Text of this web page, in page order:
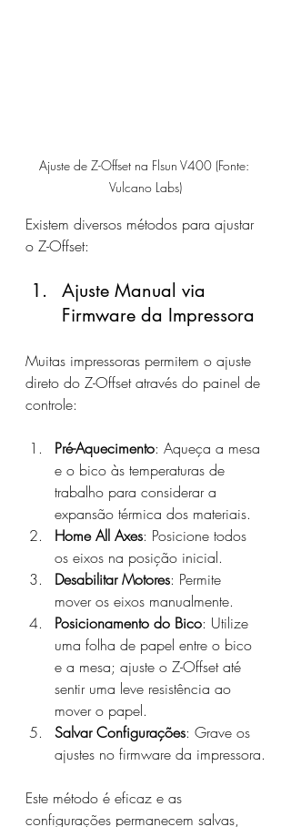
Ajuste de Z-Offset na Flsun V400 (Fonte:
Vulcano Labs)
Existem diversos métodos para ajustar
o Z-Offset:
Ajuste Manual via
Firmware da Impressora
Muitas impressoras permitem o ajuste
direto do Z-Offset através do painel de
controle:
Pré-Aquecimento: Aqueça a mesa
e o bico às temperaturas de
trabalho para considerar a
expansão térmica dos materiais.
Home All Axes: Posicione todos
os eixos na posição inicial.
Desabilitar Motores: Permite
mover os eixos manualmente.
Posicionamento do Bico: Utilize
uma folha de papel entre o bico
e a mesa; ajuste o Z-Offset até
sentir uma leve resistência ao
mover o papel.
Salvar Configurações: Grave os
ajustes no firmware da impressora.
Este método é eficaz e as
configurações permanecem salvas,